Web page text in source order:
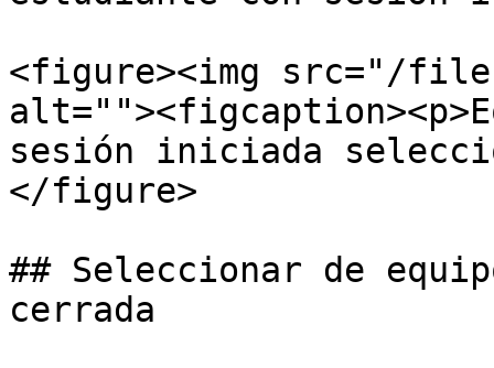
<figure><img src="/
sesión iniciada
</figure>
## Seleccionar de
cerrada